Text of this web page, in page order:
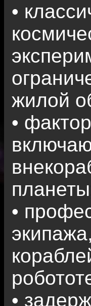
•
жилой
•
•
•